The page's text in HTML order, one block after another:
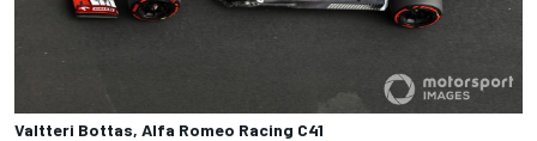
Valtteri Bottas, Alfa Romeo Racing C41